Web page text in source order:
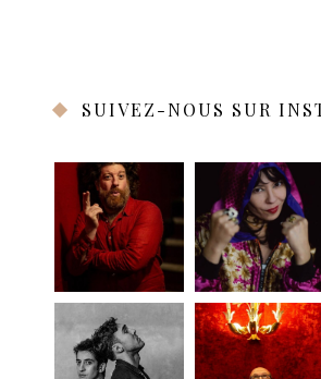
SUIVEZ-NOUS SUR